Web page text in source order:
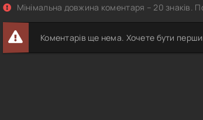
Мінімальна довжина коментаря – 20 знаків.
Коментарів ще нема. Хочете бути